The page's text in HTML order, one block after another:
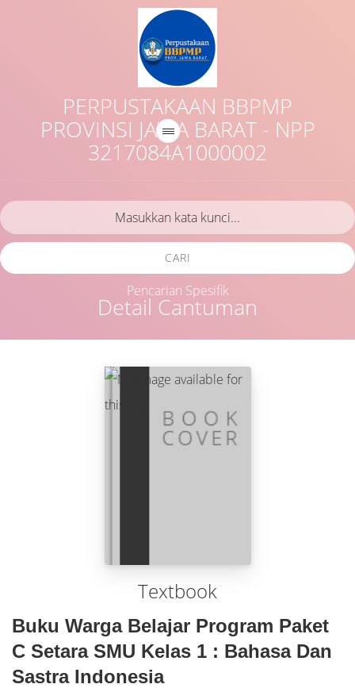
PERPUSTAKAAN BBPMP
PROVINSI JAWA BARAT - NPP
3217084A1000002
Detail Cantuman
CARI
Pencarian Spesifik
Textbook
Buku Warga Belajar Program Paket
C Setara SMU Kelas 1 : Bahasa Dan
Sastra Indonesia